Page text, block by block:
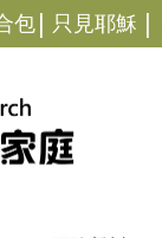
包 | 只見耶穌 |